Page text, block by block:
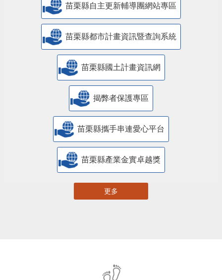
苗栗縣自主更新輔導團網站專區
苗栗縣都市計畫資訊暨查詢系統
苗栗縣國土計畫資訊網
揭弊者保護專區
苗栗縣攜手串連愛心平台
苗栗縣產業金實卓越獎
更多